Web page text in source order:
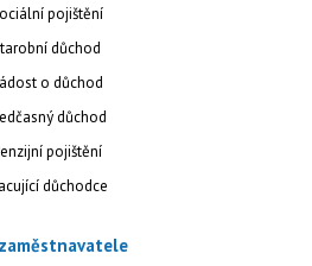
pojištění
důchod
o důchod
důchod
pojištění
důchodce